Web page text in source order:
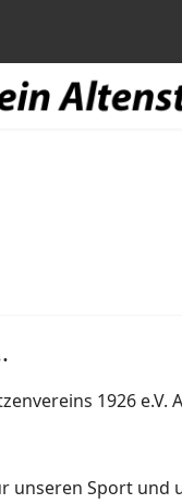
1926 e.V.
unseren Sport und